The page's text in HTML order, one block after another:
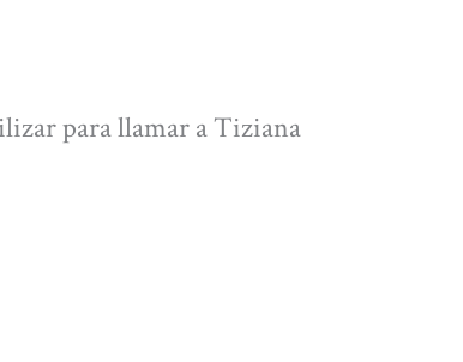
para llamar a Tiziana